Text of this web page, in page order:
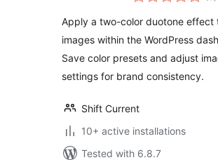
Apply a two-color duotone effect
images within the WordPress
Save color presets and adjust
settings for brand consistency.
Shift Current
10+ active installations
Tested with 6.8.7